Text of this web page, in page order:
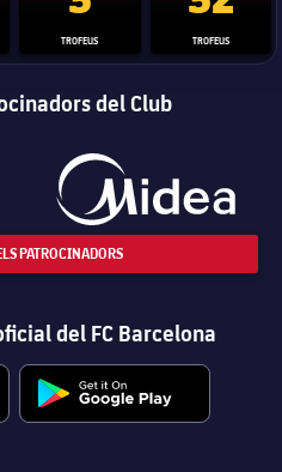
TROFEUS TROFEUS
del Club
PATROCINADORS
del FC Barcelona